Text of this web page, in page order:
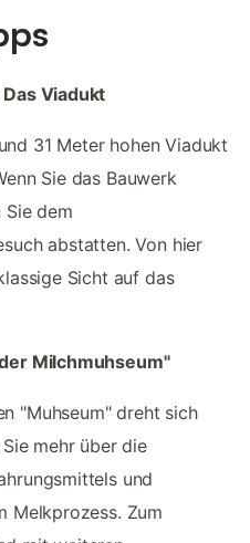
Viadukt
31 Meter hohen Viadukt
Sie das Bauwerk
dem
abstatten. Von hier
Sicht auf das
Milchmuhseum"
"Muhseum" dreht sich
mehr über die
und
Melkprozess. Zum